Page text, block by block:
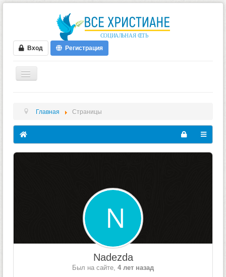
Вход Регистрация
ФОРУМ
ВИДЕО
БЛОГИ
Главная Страницы
Nadezda
Был на сайте, 4 лет назад